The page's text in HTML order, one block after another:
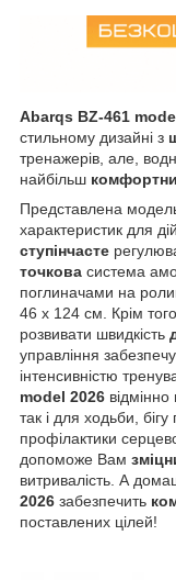
Abarqs BZ-461
стильному дизайні з
тренажерів, але,
найбільш
Представлена
характеристик для
ступінчасте
точкова система
поглиначами на
46 х 124 см. Крім
розвивати швидкість
управління
інтенсивністю
model 2026
так і для ходьби,
профілактики
допоможе Вам
витривалість. А
2026 забезпечить
поставлених цілей!